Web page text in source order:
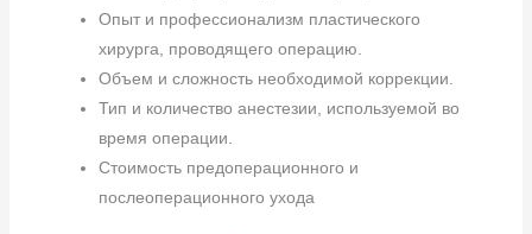
Опыт и профессионализм пластического
хирурга, проводящего операцию.
Объем и сложность необходимой коррекции.
Тип и количество анестезии, используемой во
время операции.
Стоимость предоперационного и
послеоперационного ухода